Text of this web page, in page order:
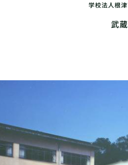
学校法人根
武